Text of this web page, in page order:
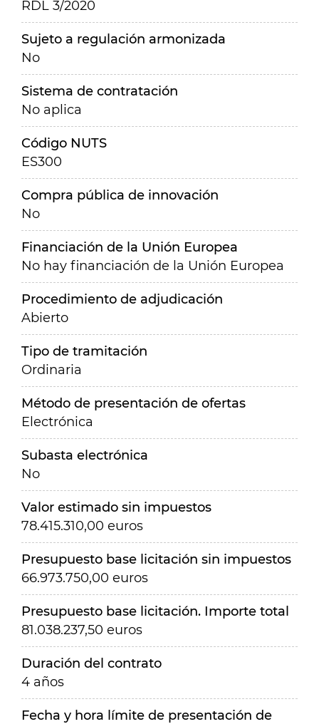
RDL 3/2020
Sujeto a regulación armonizada
No
Sistema de contratación
No aplica
Código NUTS
ES300
Compra pública de innovación
No
Financiación de la Unión Europea
No hay financiación de la Unión Europea
Procedimiento de adjudicación
Abierto
Tipo de tramitación
Ordinaria
Método de presentación de ofertas
Electrónica
Subasta electrónica
No
Valor estimado sin impuestos
78.415.310,00 euros
Presupuesto base licitación sin impuestos
66.973.750,00 euros
Presupuesto base licitación. Importe total
81.038.237,50 euros
Duración del contrato
4 años
Fecha y hora límite de presentación de